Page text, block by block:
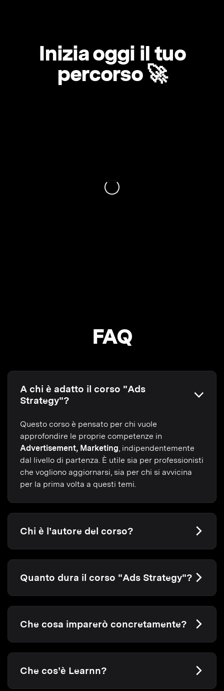
Inizia oggi il tuo
percorso 🚀
FAQ
A chi è adatto il corso "Ads
Strategy"?
Questo corso è pensato per chi vuole
approfondire le proprie competenze in
Advertisement, Marketing , indipendentemente
dal livello di partenza. È utile sia per professionisti
che vogliono aggiornarsi, sia per chi si avvicina
per la prima volta a questi temi.
Chi è l’autore del corso?
Quanto dura il corso "Ads Strategy"?
Che cosa imparerò concretamente?
Che cos’è Learnn?